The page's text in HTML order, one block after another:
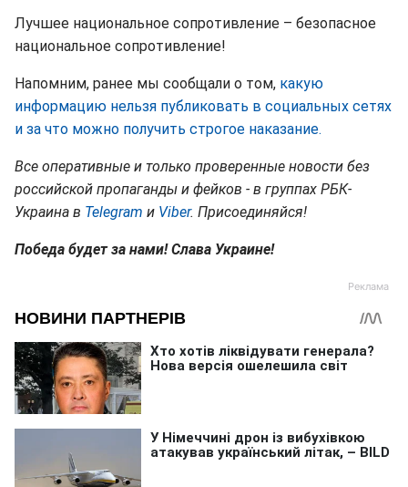
Лучшее национальное сопротивление – безопасное
национальное сопротивление!
Напомним, ранее мы сообщали о том, какую
информацию нельзя публиковать в социальных сетях
и за что можно получить строгое наказание.
Все оперативные и только проверенные новости без
российской пропаганды и фейков - в группах РБК-
Украина в Telegram и Viber. Присоединяйся!
Победа будет за нами! Слава Украине!